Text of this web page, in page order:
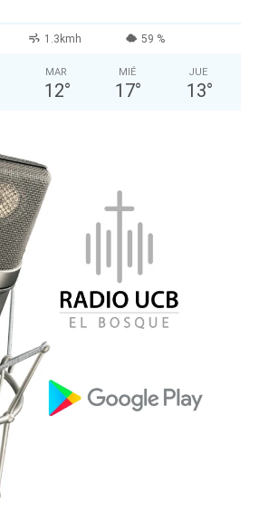
1.3kmh 59 %
MAR
12°
MIÉ
17°
JUE
13°